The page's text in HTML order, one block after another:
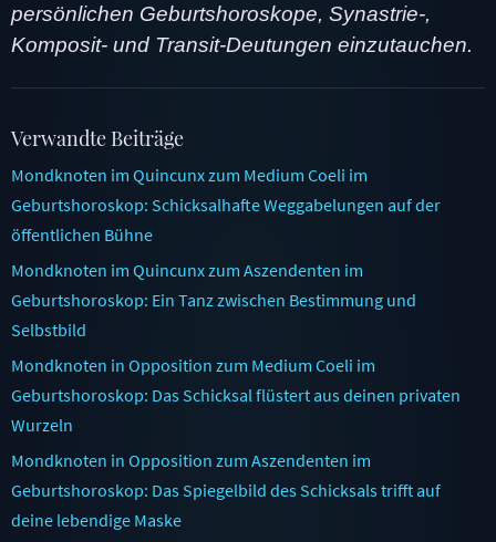
persönlichen Geburtshoroskope, Synastrie-,
Komposit- und Transit-Deutungen einzutauchen.
Verwandte Beiträge
Mondknoten im Quincunx zum Medium Coeli im
Geburtshoroskop: Schicksalhafte Weggabelungen auf der
öffentlichen Bühne
Mondknoten im Quincunx zum Aszendenten im
Geburtshoroskop: Ein Tanz zwischen Bestimmung und
Selbstbild
Mondknoten in Opposition zum Medium Coeli im
Geburtshoroskop: Das Schicksal flüstert aus deinen privaten
Wurzeln
Mondknoten in Opposition zum Aszendenten im
Geburtshoroskop: Das Spiegelbild des Schicksals trifft auf
deine lebendige Maske